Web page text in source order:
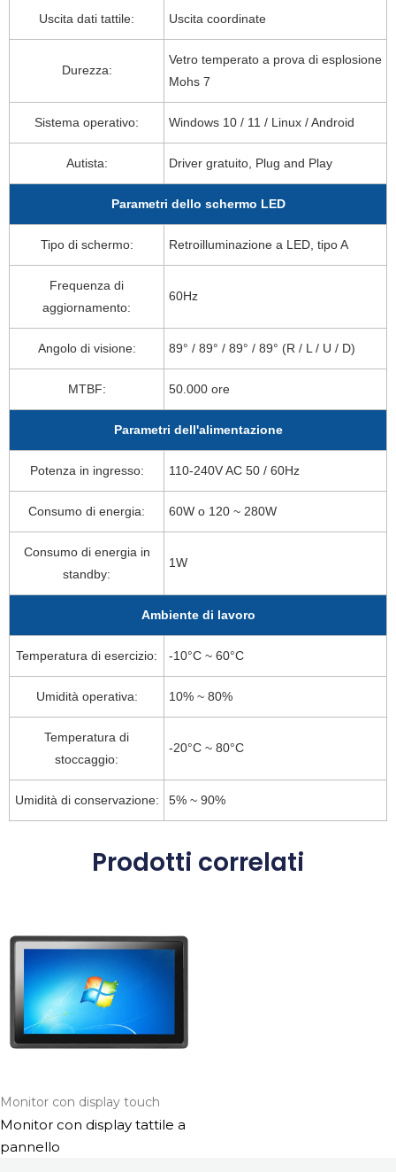
Uscita dati tattile: Uscita coordinate
Durezza:
Vetro temperato a prova di esplosione
Mohs 7
Sistema operativo: Windows 10 / 11 / Linux / Android
Autista: Driver gratuito, Plug and Play
Parametri dello schermo LED
Tipo di schermo: Retroilluminazione a LED, tipo A
Frequenza di
aggiornamento:
60Hz
Angolo di visione: 89° / 89° / 89° / 89° (R / L / U / D)
MTBF: 50.000 ore
Parametri dell'alimentazione
Potenza in ingresso: 110-240V AC 50 / 60Hz
Consumo di energia: 60W o 120 ~ 280W
Consumo di energia in
standby:
1W
Ambiente di lavoro
Temperatura di esercizio: -10°C ~ 60°C
Umidità operativa: 10% ~ 80%
Temperatura di
stoccaggio:
-20°C ~ 80°C
Umidità di conservazione: 5% ~ 90%
Prodotti correlati
Monitor con display touch
Monitor con display tattile a
pannello